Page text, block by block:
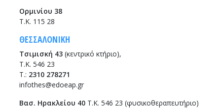
Ορμινίου 38
Τ.Κ. 115 28
ΘΕΣΣΑΛΟΝΙΚΗ
Τσιμισκή 43 (κεντρικό κτήριο),
Τ.Κ. 546 23
T.: 2310 278271
infothes@edoeap.gr
Βασ. Ηρακλείου 40 Τ.Κ. 546 23 (φυσικοθεραπευτήριο)